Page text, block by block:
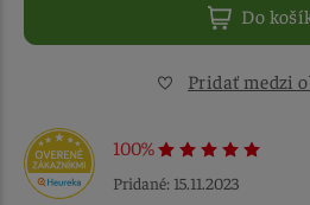
Do
Pridať medzi
100%
Pridané: 15.11.2023